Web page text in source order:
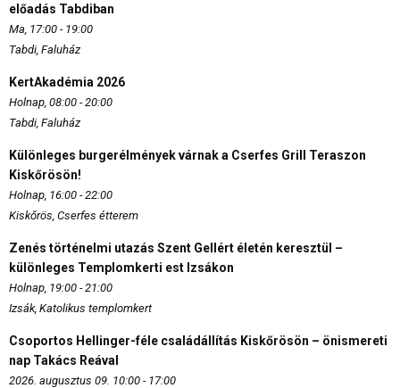
előadás Tabdiban
Ma, 17:00 - 19:00
Tabdi, Faluház
KertAkadémia 2026
Holnap, 08:00 - 20:00
Tabdi, Faluház
Különleges burgerélmények várnak a Cserfes Grill Teraszon
Kiskőrösön!
Holnap, 16:00 - 22:00
Kiskőrös, Cserfes étterem
Zenés történelmi utazás Szent Gellért életén keresztül –
különleges Templomkerti est Izsákon
Holnap, 19:00 - 21:00
Izsák, Katolikus templomkert
Csoportos Hellinger-féle családállítás Kiskőrösön – önismereti
nap Takács Reával
2026. augusztus 09. 10:00 - 17:00